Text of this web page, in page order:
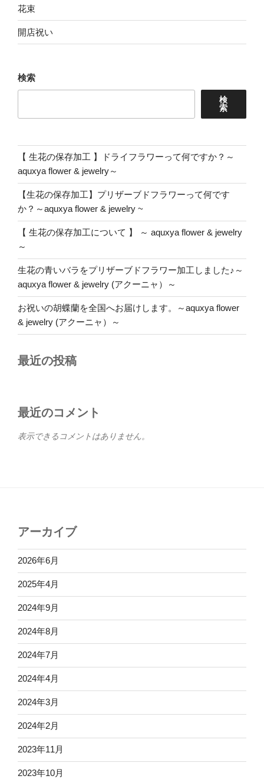
花束
開店祝い
検索
検
索
【 生花の保存加工 】ドライフラワーって何ですか？～
aquxya flower & jewelry～
【生花の保存加工】プリザーブドフラワーって何です
か？～aquxya flower & jewelry ~
【 生花の保存加工について 】 ～ aquxya flower & jewelry
～
生花の青いバラをプリザーブドフラワー加工しました♪～
aquxya flower & jewelry (アクーニャ）～
お祝いの胡蝶蘭を全国へお届けします。～aquxya flower
& jewelry (アクーニャ）～
最近の投稿
最近のコメント
表示できるコメントはありません。
アーカイブ
2026年6月
2025年4月
2024年9月
2024年8月
2024年7月
2024年4月
2024年3月
2024年2月
2023年11月
2023年10月